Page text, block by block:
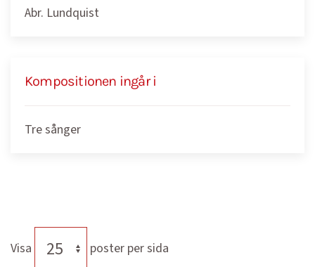
Abr. Lundquist
Kompositionen ingår i
Tre sånger
Visa poster per sida